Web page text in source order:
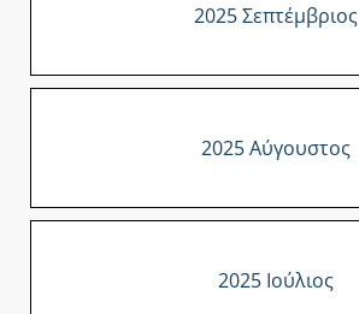
2025 Σεπτέμβριος
2025 Αύγουστος
2025 Ιούλιος